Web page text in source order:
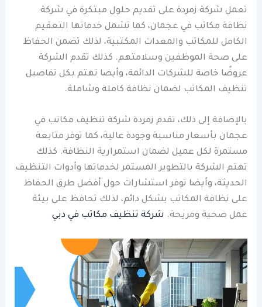
تعمل شركة زمردة على تقديم حلول مبتكرة في شركة
نظافة مكاتب في عجمان، كما تشمل خدماتها التعقيم
الكامل للمكاتب والمعدات المكتبية، لذلك تضمن الحفاظ
على صحة الموظفين وسلامتهم. كذلك تقدم الشركة
عروضًا خاصة للشركات الدائمة، وأيضا تهتم بكل تفاصيل
تنظيف المكاتب لضمان نظافة كاملة وشاملة.
بالإضافة إلى ذلك، تقدم زمردة شركة تنظيف مكاتب في
عجمان بأسعار مناسبة وجودة عالية، كما توفر متابعة
مستمرة لكل عميل لضمان استمرارية النظافة. كذلك
تهتم الشركة بالتطوير المستمر لخدماتها وأدوات التنظيف
الحديثة، وأيضا توفر استشارات حول أفضل طرق الحفاظ
على نظافة المكاتب بشكل دائم، لذلك تحافظ على بيئة
عمل صحية ومريحة. شركة تنظيف مكاتب في دبي